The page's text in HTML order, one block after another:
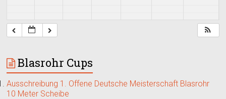
Blasrohr Cups
Ausschreibung 1. Offene Deutsche Meisterschaft Blasrohr
10 Meter Scheibe